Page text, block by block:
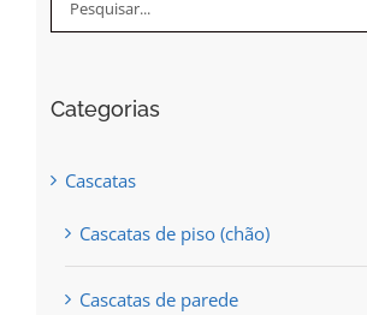
Categorias
Cascatas
Cascatas de piso (chão)
Cascatas de parede